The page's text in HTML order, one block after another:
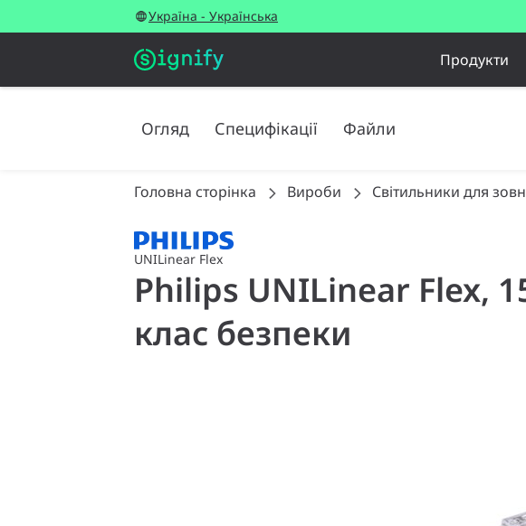
Україна - Українська
Продукти
Огляд Специфікації Файли
Головна сторінка Вироби Світильники для
UNILinear Flex
Philips UNILinear Flex,
клас безпеки